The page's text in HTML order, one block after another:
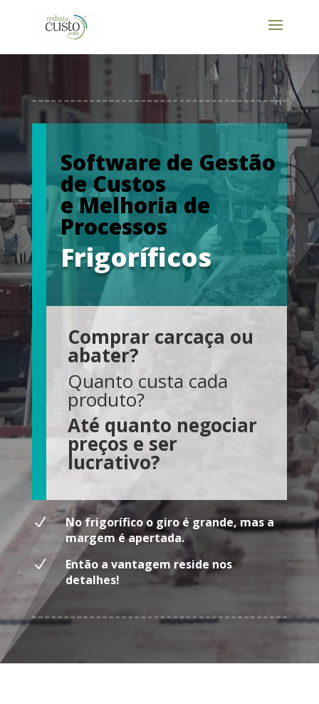
Software de Gestão
de Custos
e Melhoria de
Processos
Frigoríficos
Comprar carcaça ou
abater?
Quanto custa cada
produto?
Até quanto negociar
preços e ser
lucrativo?
N
No frigorífico o giro é grande, mas a
margem é apertada.
N
Então a vantagem reside nos
detalhes!